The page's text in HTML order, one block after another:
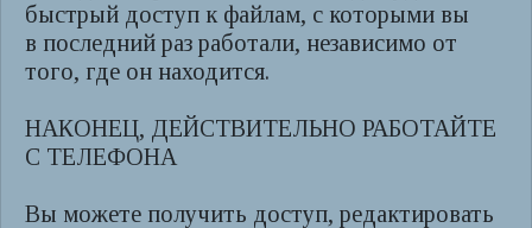
быстрый доступ к файлам, с которыми вы
в последний раз работали, независимо от
того, где он находится.
НАКОНЕЦ, ДЕЙСТВИТЕЛЬНО РАБОТАЙТЕ
С ТЕЛЕФОНА
Вы можете получить доступ, редактировать